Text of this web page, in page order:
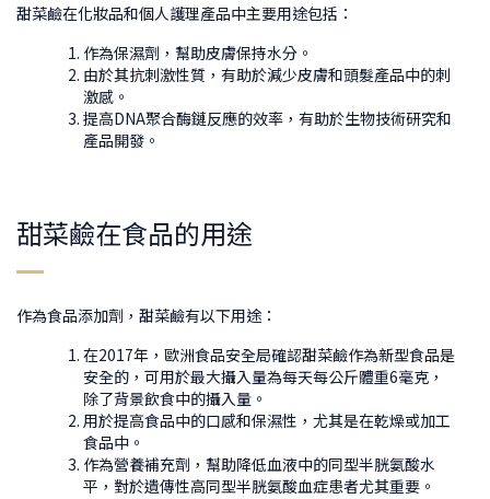
甜菜鹼在化妝品和個人護理產品中主要用途包括：
作為保濕劑，幫助皮膚保持水分。
由於其抗刺激性質，有助於減少皮膚和頭髮產品中的刺
激感。
提高DNA聚合酶鏈反應的效率，有助於生物技術研究和
產品開發。
甜菜鹼在食品的用途
作為食品添加劑，甜菜鹼有以下用途：
在2017年，歐洲食品安全局確認甜菜鹼作為新型食品是
安全的，可用於最大攝入量為每天每公斤體重6毫克，
除了背景飲食中的攝入量。
用於提高食品中的口感和保濕性，尤其是在乾燥或加工
食品中。
作為營養補充劑，幫助降低血液中的同型半胱氨酸水
平，對於遺傳性高同型半胱氨酸血症患者尤其重要。